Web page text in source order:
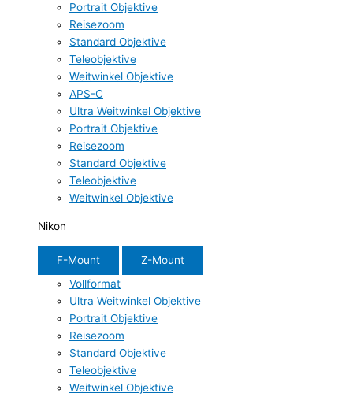
Portrait Objektive
Reisezoom
Standard Objektive
Teleobjektive
Weitwinkel Objektive
APS-C
Ultra Weitwinkel Objektive
Portrait Objektive
Reisezoom
Standard Objektive
Teleobjektive
Weitwinkel Objektive
Nikon
F-Mount
Z-Mount
Vollformat
Ultra Weitwinkel Objektive
Portrait Objektive
Reisezoom
Standard Objektive
Teleobjektive
Weitwinkel Objektive